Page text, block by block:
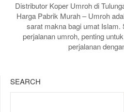
Distributor Koper Umroh di
Harga Pabrik Murah – Umroh
sarat makna bagi umat Islam.
perjalanan umroh, penting
perjalanan
SEARCH